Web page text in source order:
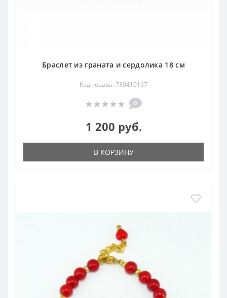
Браслет из граната и сердолика 18 см
Код товара: 730410167
0
1 200 руб.
В КОРЗИНУ